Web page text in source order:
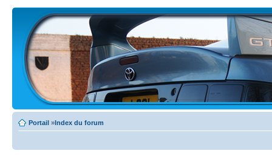
Portail »Index du forum